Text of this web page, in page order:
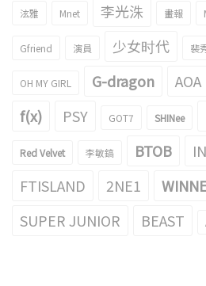
泫雅 Mnet 李光洙 畫報
Gfriend 演員 少女时代 裴
OH MY GIRL G-dragon AOA
f(x) PSY GOT7 SHINee
Red Velvet 李敏鎬 BTOB
FTISLAND
2NE1
SUPER JUNIOR BEAST